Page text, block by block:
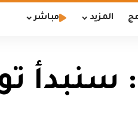
المزيد مباشر
سنبدأ